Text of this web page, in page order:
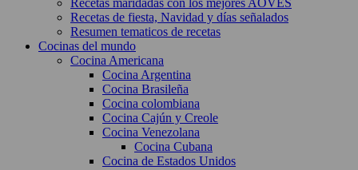
Recetas maridadas con los mejores AOVES
Recetas de fiesta, Navidad y días señalados
Resumen tematicos de recetas
Cocinas del mundo
Cocina Americana
Cocina Argentina
Cocina Brasileña
Cocina colombiana
Cocina Cajún y Creole
Cocina Venezolana
Cocina Cubana
Cocina de Estados Unidos